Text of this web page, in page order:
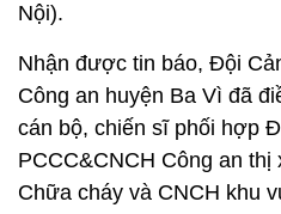
Nội).
Nhận được tin báo, Đội
Công an huyện Ba Vì đã
cán bộ, chiến sĩ phối hợp
PCCC&CNCH Công an thị
Chữa cháy và CNCH khu